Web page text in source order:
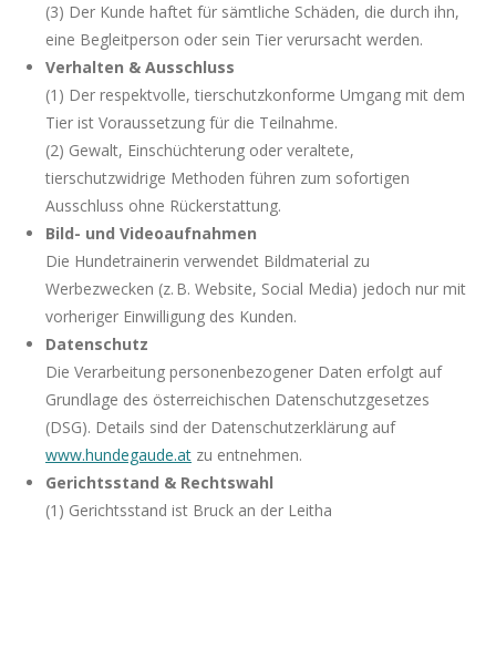
(3) Der Kunde haftet für sämtliche Schäden, die durch ihn,
eine Begleitperson oder sein Tier verursacht werden.
Verhalten & Ausschluss
(1) Der respektvolle, tierschutzkonforme Umgang mit dem
Tier ist Voraussetzung für die Teilnahme.
(2) Gewalt, Einschüchterung oder veraltete,
tierschutzwidrige Methoden führen zum sofortigen
Ausschluss ohne Rückerstattung.
Bild- und Videoaufnahmen
Die Hundetrainerin verwendet Bildmaterial zu
Werbezwecken (z. B. Website, Social Media) jedoch nur mit
vorheriger Einwilligung des Kunden.
Datenschutz
Die Verarbeitung personenbezogener Daten erfolgt auf
Grundlage des österreichischen Datenschutzgesetzes
(DSG). Details sind der Datenschutzerklärung auf
www.hundegaude.at zu entnehmen.
Gerichtsstand & Rechtswahl
(1) Gerichtsstand ist Bruck an der Leitha